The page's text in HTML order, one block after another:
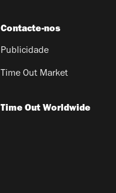
Contacte-nos
Publicidade
Time Out Market
Time Out Worldwide